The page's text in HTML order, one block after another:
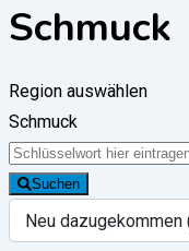
Schmuck
Region auswählen
Schmuck
Suchen